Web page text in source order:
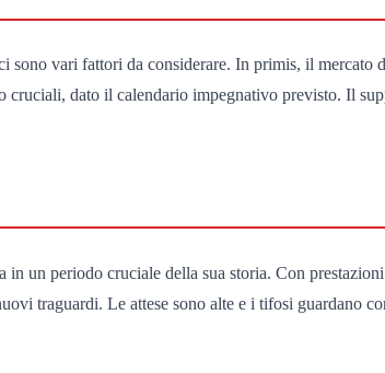
vari fattori da considerare. In primis, il mercato
cruciali, dato il calendario impegnativo previsto. Il
un periodo cruciale della sua storia. Con
traguardi. Le attese sono alte e i tifosi guardano